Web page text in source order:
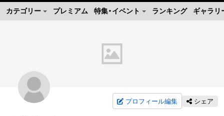
カテゴリー プレミアム 特集・イベント ランキング ギャラリ
プロフィール編集 シェア